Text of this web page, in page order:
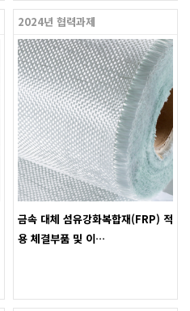
2024년 협력과제
금속 대체 섬유강화복합재(FRP) 적
용 체결부품 및 이…